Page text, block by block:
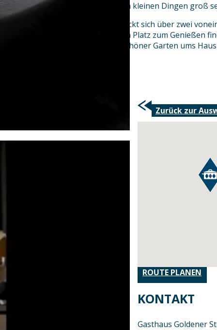
Detail und unser Motto lautet: In kleinen Dingen groß
Das gemütliche Gasthaus erstreckt sich über zwei
in denen insgesamt 75 Personen Platz zum Genießen
Sommertagen lädt ein wunderschöner Garten ums
Zurück zur
ROUTE PLANEN
KONTAKT
Gasthaus Goldener